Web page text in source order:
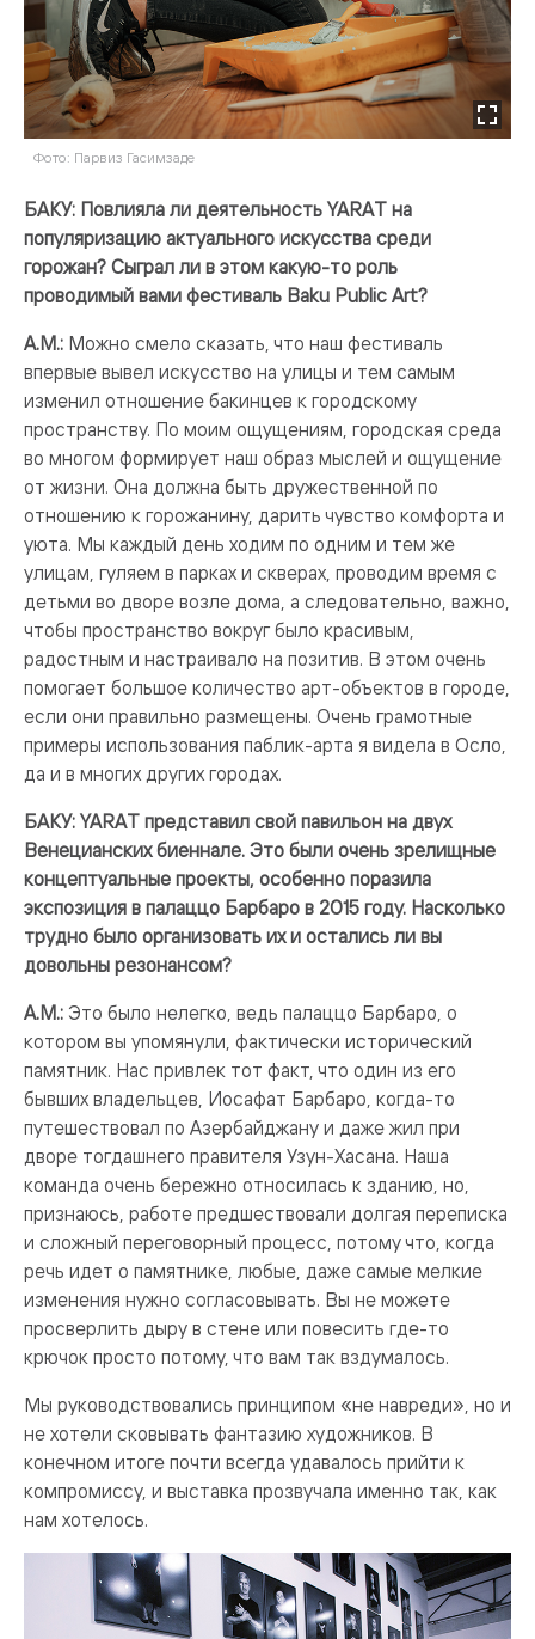
Фото: Парвиз Гасимзаде
БАКУ: Повлияла ли деятельность YARAT на
популяризацию актуального искусства среди
горожан? Сыграл ли в этом какую-то роль
проводимый вами фестиваль Baku Public Art?
А.М.: Можно смело сказать, что наш фестиваль
впервые вывел искусство на улицы и тем самым
изменил отношение бакинцев к городскому
пространству. По моим ощущениям, городская среда
во многом формирует наш образ мыслей и ощущение
от жизни. Она должна быть дружественной по
отношению к горожанину, дарить чувство комфорта и
уюта. Мы каждый день ходим по одним и тем же
улицам, гуляем в парках и скверах, проводим время с
детьми во дворе возле дома, а следовательно, важно,
чтобы пространство вокруг было красивым,
радостным и настраивало на позитив. В этом очень
помогает большое количество арт-объектов в городе,
если они правильно размещены. Очень грамотные
примеры использования паблик-арта я видела в Осло,
да и в многих других городах.
БАКУ: YARAT представил свой павильон на двух
Венецианских биеннале. Это были очень зрелищные
концептуальные проекты, особенно поразила
экспозиция в палаццо Барбаро в 2015 году. Насколько
трудно было организовать их и остались ли вы
довольны резонансом?
А.М.: Это было нелегко, ведь палаццо Барбаро, о
котором вы упомянули, фактически исторический
памятник. Нас привлек тот факт, что один из его
бывших владельцев, Иосафат Барбаро, когда-то
путешествовал по Азербайджану и даже жил при
дворе тогдашнего правителя Узун-Хасана. Наша
команда очень бережно относилась к зданию, но,
признаюсь, работе предшествовали долгая переписка
и сложный переговорный процесс, потому что, когда
речь идет о памятнике, любые, даже самые мелкие
изменения нужно согласовывать. Вы не можете
просверлить дыру в стене или повесить где-то
крючок просто потому, что вам так вздумалось.
Мы руководствовались принципом «не навреди», но и
не хотели сковывать фантазию художников. В
конечном итоге почти всегда удавалось прийти к
компромиссу, и выставка прозвучала именно так, как
нам хотелось.